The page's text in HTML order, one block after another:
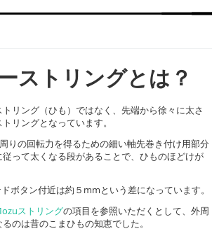
ストリングとは？
リング（ひも）ではなく、先端から徐々に太さ
リングとなっています。
りの回転力を得るための細い軸先巻き付け用部分
って太くなる段があることで、ひものほどけが
ボタン付近は約５mmという差になっています。
ストリングの項目を参照いただくとして、外周
のは昔のこまひもの知恵でした。